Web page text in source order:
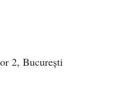
2, București